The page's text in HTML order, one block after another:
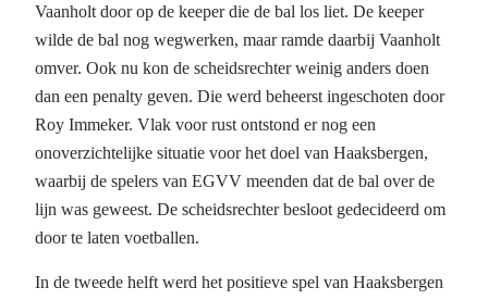
Vaanholt door op de keeper die de bal los liet. De keeper
wilde de bal nog wegwerken, maar ramde daarbij Vaanholt
omver. Ook nu kon de scheidsrechter weinig anders doen
dan een penalty geven. Die werd beheerst ingeschoten door
Roy Immeker. Vlak voor rust ontstond er nog een
onoverzichtelijke situatie voor het doel van Haaksbergen,
waarbij de spelers van EGVV meenden dat de bal over de
lijn was geweest. De scheidsrechter besloot gedecideerd om
door te laten voetballen.
In de tweede helft werd het positieve spel van Haaksbergen